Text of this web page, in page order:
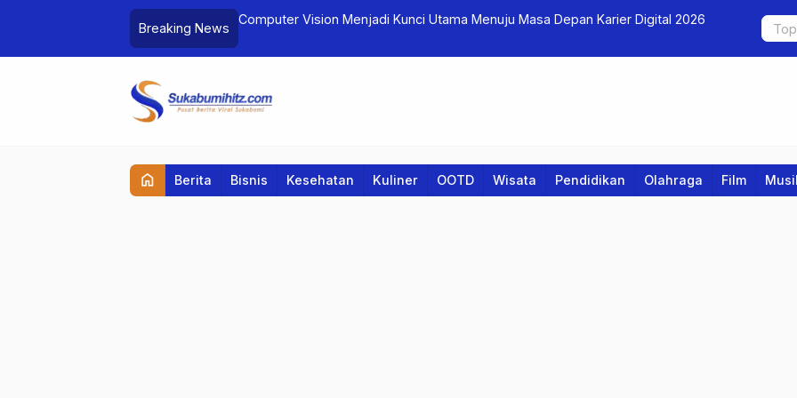
Breaking News
Computer Vision Menjadi Kunci Utama Menuju Masa Depan Karier Digital 2026
Yuk
home Berita Bisnis Kesehatan Kuliner OOTD Wisata Pendidikan Olahraga Film